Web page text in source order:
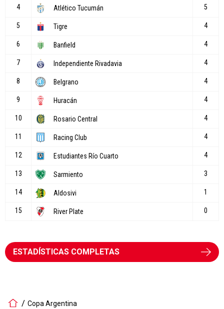
ESTADÍSTICAS COMPLETAS
Copa Argentina